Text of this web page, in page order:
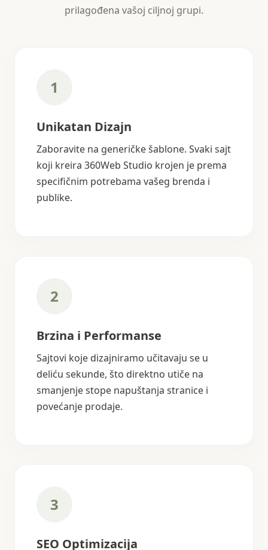
prilagođena vašoj ciljnoj grupi.
1
Unikatan Dizajn
Zaboravite na generičke šablone. Svaki sajt
koji kreira 360Web Studio krojen je prema
specifičnim potrebama vašeg brenda i
publike.
2
Brzina i Performanse
Sajtovi koje dizajniramo učitavaju se u
deliću sekunde, što direktno utiče na
smanjenje stope napuštanja stranice i
povećanje prodaje.
3
SEO Optimizacija